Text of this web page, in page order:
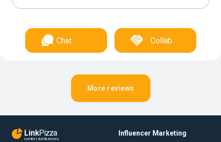
Chat Collab
More reviews
LinkPizza
content & influencers
Influencer Marketing